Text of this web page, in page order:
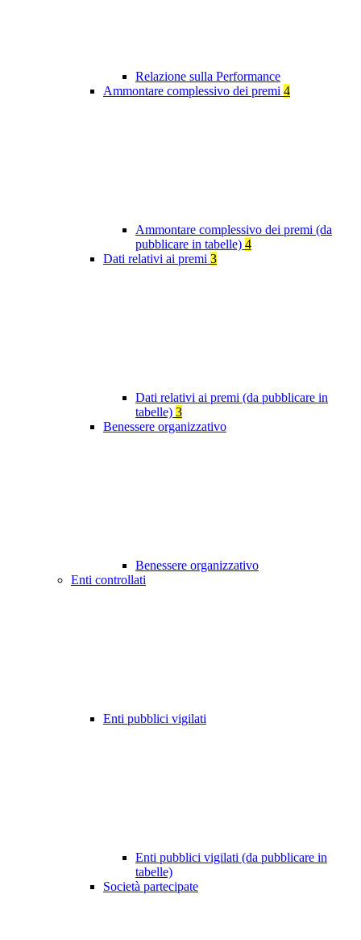
Relazione sulla Performance
Ammontare complessivo dei premi 4
Ammontare complessivo dei premi (da
pubblicare in tabelle) 4
Dati relativi ai premi 3
Dati relativi ai premi (da pubblicare in
tabelle) 3
Benessere organizzativo
Benessere organizzativo
Enti controllati
Enti pubblici vigilati
Enti pubblici vigilati (da pubblicare in
tabelle)
Società partecipate